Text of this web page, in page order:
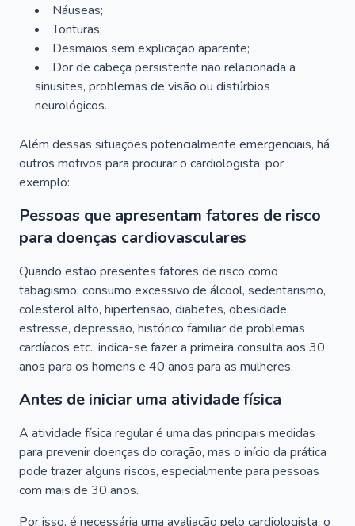
Náuseas;
Tonturas;
Desmaios sem explicação aparente;
Dor de cabeça persistente não relacionada a
sinusites, problemas de visão ou distúrbios
neurológicos.
Além dessas situações potencialmente emergenciais, há
outros motivos para procurar o cardiologista, por
exemplo:
Pessoas que apresentam fatores de risco
para doenças cardiovasculares
Quando estão presentes fatores de risco como
tabagismo, consumo excessivo de álcool, sedentarismo,
colesterol alto, hipertensão, diabetes, obesidade,
estresse, depressão, histórico familiar de problemas
cardíacos etc., indica-se fazer a primeira consulta aos 30
anos para os homens e 40 anos para as mulheres.
Antes de iniciar uma atividade física
A atividade física regular é uma das principais medidas
para prevenir doenças do coração, mas o início da prática
pode trazer alguns riscos, especialmente para pessoas
com mais de 30 anos.
Por isso, é necessária uma avaliação pelo cardiologista, o